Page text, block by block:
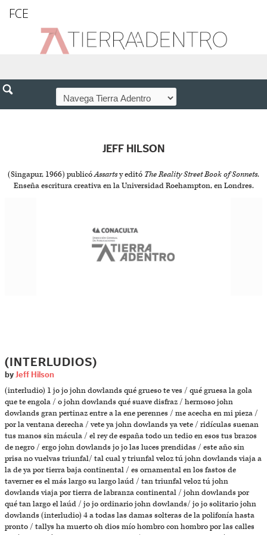
FCE
JEFF HILSON
(Singapur, 1966) publicóAssartsy editó The Reality Street Book of Sonnets.
Enseña escritura creativa en la Universidad Roehampton, en Londres.
(INTERLUDIOS)
by Jeff Hilson
(interludio) 1 jo jo john dowlands qué grueso te ves / qué gruesa la gola
que te engola / o john dowlands qué suave disfraz / hermoso john
dowlands gran pertinaz entre a la ene perennes / me acecha en mi pieza /
por la ventana derecha / vete ya john dowlands ya vete / ridículas suenan
tus manos sin mácula / el rey de españa todo un tedio en esos tus brazos
de negro / ergo john dowlands jo jo las luces prendidas / este año sin
prisa no vuelvas triunfal/ tal cual y triunfal veloz tú john dowlands viaja a
la de ya por tierra baja continental / es ornamental en los fastos de
taverner es el más largo su largo laúd / tan triunfal veloz tú john
dowlands viaja por tierra de labranza continental / john dowlands por
qué tan largo el laúd / jo jo ordinario john dowlands/ jo jo solitario john
dowlands (interludio) 4 a todas las damas solteras de la polifonía hasta
pronto / tallys ha muerto oh dios mío hombro con hombro por las calles